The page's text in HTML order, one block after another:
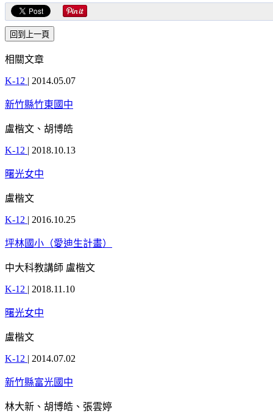
相關文章
K-12 | 2014.05.07
新竹縣竹東國中
盧楷文、胡博皓
K-12 | 2018.10.13
曙光女中
盧楷文
K-12 | 2016.10.25
坪林國小（愛迪生計畫）
中大科教講師 盧楷文
K-12 | 2018.11.10
曙光女中
盧楷文
K-12 | 2014.07.02
新竹縣富光國中
林大新、胡博皓、張雲婷